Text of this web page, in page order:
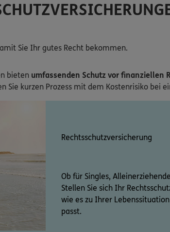
Sie Ihr gutes Recht bekommen.
bieten umfassenden Schutz vor finanziellen
Sie kurzen Prozess mit dem Kostenrisiko bei
Rechtsschutzversicherung
Ob für Singles,
Stellen Sie sich Ihr
wie es zu Ihrer
passt.